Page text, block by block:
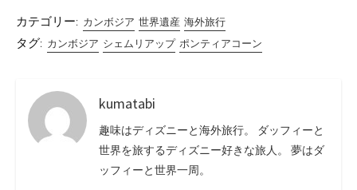
カテゴリー: カンボジア 世界遺産 海外旅行
タグ: カンボジア シェムリアップ ポンティアコーン
kumatabi
趣味はディズニーと海外旅行。 ダッフィーと
世界を旅するディズニー好きな旅人。 夢はダ
ッフィーと世界一周。